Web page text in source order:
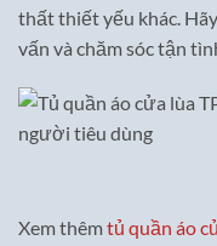
thất thiết yếu khác.
vấn và chăm sóc tận
Xem thêmtủ quần áo